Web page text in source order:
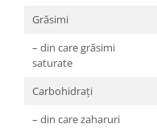
Grăsimi
– din care grăsimi
saturate
Carbohidrați
– din care zaharuri